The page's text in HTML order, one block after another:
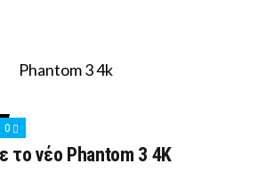
0 COMMENTS
ON
Η
το νέο Phantom 3 4K